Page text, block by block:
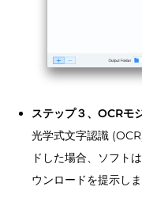
ステップ３、OCRモ
光学式文字認識
ドした場合、ソフト
ウンロードを提示しま